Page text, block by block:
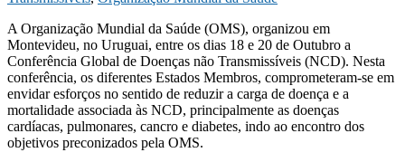
A Organização Mundial da Saúde (OMS), organizou em
Montevideu, no Uruguai, entre os dias 18 e 20 de Outubro a
Conferência Global de Doenças não Transmissíveis (NCD). Nesta
conferência, os diferentes Estados Membros, comprometeram-se em
envidar esforços no sentido de reduzir a carga de doença e a
mortalidade associada às NCD, principalmente as doenças
cardíacas, pulmonares, cancro e diabetes, indo ao encontro dos
objetivos preconizados pela OMS.